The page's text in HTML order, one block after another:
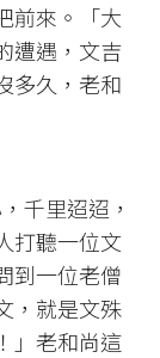
前來。「大
遭遇，文吉
多久，老和
里迢迢，
打聽一位文
到一位老僧
，就是文殊
」老和尚這